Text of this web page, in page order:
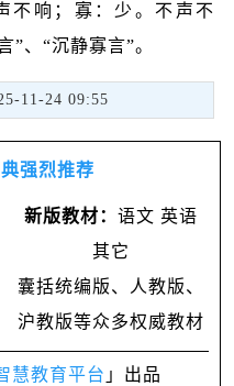
不响；寡：少。不声不
”、“沉静寡言”。
11-24 09:55
强烈推荐
新版教材：语文 英语
其它
囊括统编版、人教版、
沪教版等众多权威教材
慧教育平台 」出品